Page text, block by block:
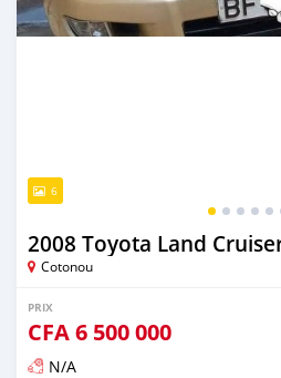
6
2008 Toyota Land
Cotonou
PRIX
CFA6 500 000
N/A